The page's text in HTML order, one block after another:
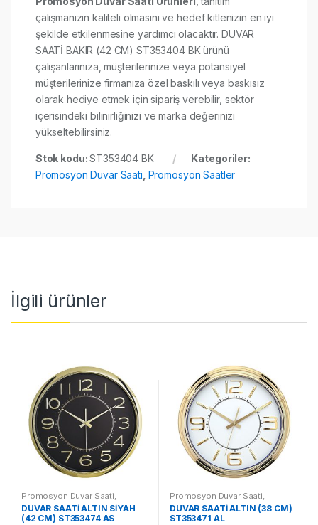
çalışmanızın kaliteli olmasını ve hedef kitlenizin en iyi
şekilde etkilenmesine yardımcı olacaktır. DUVAR
SAATİ BAKIR (42 CM) ST353404 BK ürünü
çalışanlarınıza, müşterilerinize veya potansiyel
müşterilerinize firmanıza özel baskılı veya baskısız
olarak hediye etmek için sipariş verebilir, sektör
içerisindeki bilinirliğinizi ve marka değerinizi
yükseltebilirsiniz.
Stok kodu:ST353404 BK
Kategoriler:
Promosyon Duvar Saati Promosyon Saatler
İlgili ürünler
Promosyon Duvar Saati
Promosyon Saatler
DUVAR SAATİ ALTIN SİYAH
(42 CM) ST353474 AS
Promosyon Duvar Saati
Promosyon Saatler
DUVAR SAATİ ALTIN (38 CM)
ST353471 AL